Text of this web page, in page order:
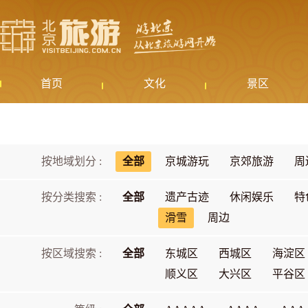
首页 文化 景区
按地域划分 : 全部 京城游玩 京郊旅游 周
按分类搜索 : 全部 遗产古迹 休闲娱乐
特
滑雪
周边
按区域搜索 : 全部 东城区 西城区
海淀区
顺义区
大兴区 平谷区